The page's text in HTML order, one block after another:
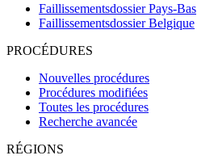
Faillissementsdossier Pays-Bas
Faillissementsdossier Belgique
PROCÉDURES
Nouvelles procédures
Procédures modifiées
Toutes les procédures
Recherche avancée
RÉGIONS